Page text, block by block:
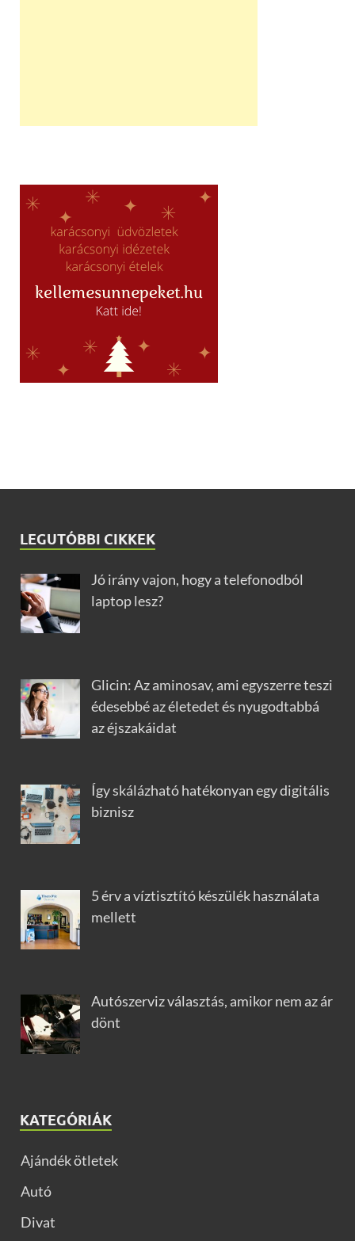
LEGUTÓBBI CIKKEK
Jó irány vajon, hogy a telefonodból
laptop lesz?
Glicin: Az aminosav, ami egyszerre teszi
édesebbé az életedet és nyugodtabbá
az éjszakáidat
Így skálázható hatékonyan egy digitális
biznisz
5 érv a víztisztító készülék használata
mellett
Autószerviz választás, amikor nem az ár
dönt
KATEGÓRIÁK
Ajándék ötletek
Autó
Divat